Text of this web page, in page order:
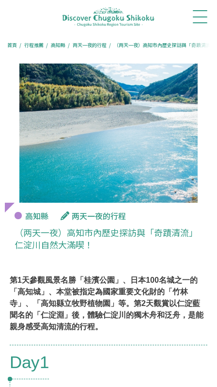
首頁 行程推薦 高知縣 两天一夜的行程 （两天一夜）高知市內歷史探訪與「奇蹟清流
高知縣 两天一夜的行程
（两天一夜）高知市內歷史探訪與「奇蹟清流」
仁淀川自然大滿喫！
第1天參觀風景名勝「桂濱公園」、日本100名城之一的
「高知城」、本堂被指定為國家重要文化財的「竹林
寺」、「高知縣立牧野植物園」等。第2天觀賞以仁淀藍
聞名的「仁淀淵」後，體驗仁淀川的獨木舟和泛舟，是能
親身感受高知清流的行程。
Day1
體驗・
行程推
薦
旅遊專
欄
餐廳訂
位